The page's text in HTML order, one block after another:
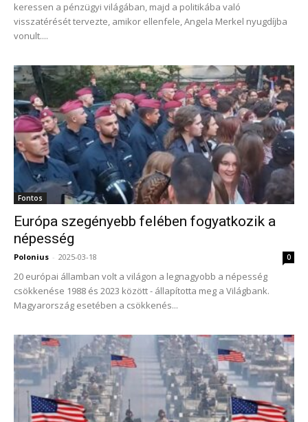
keressen a pénzügyi világában, majd a politikába való
visszatérését tervezte, amikor ellenfele, Angela Merkel nyugdíjba
vonult....
Fontos
Európa szegényebb felében fogyatkozik a
népesség
Polonius - 2025-03-18 0
20 európai államban volt a világon a legnagyobb a népesség
csökkenése 1988 és 2023 között - állapította meg a Világbank.
Magyarország esetében a csökkenés...